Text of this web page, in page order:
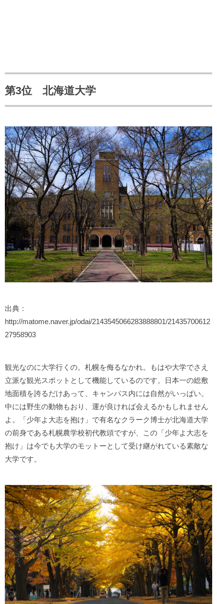
第3位 北海道大学
出典：
http://matome.naver.jp/odai/2143545066283888801/21435700612
27958903
観光なのに大学行くの。札幌を侮るなかれ。もはや大学でさえ
立派な観光スポットとして機能しているのです。日本一の総敷
地面積を誇るだけあって、キャンパス内には自然がいっぱい。
中には野生の動物もおり、運が良ければ会えるかもしれません
よ。「少年よ大志を抱け」で有名なクラーク博士が北海道大学
の前身である札幌農学校初代教頭ですが、この「少年よ大志を
抱け」は今でも大学のモットーとして受け継がれている素敵な
大学です。